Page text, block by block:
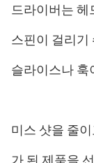
드라이버는
스핀이 걸리기
슬라이스나 훅
미스 샷을 줄
가 된 제품을